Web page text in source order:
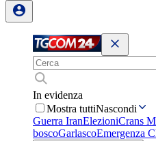
In evidenza
Mostra tuttiNascondi
Guerra IranElezioniCrans
boscoGarlascoEmergenza